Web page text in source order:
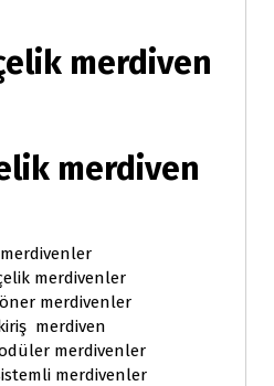
merdiven
merdiven
merdivenler
merdivenler
merdiven
merdivenler
merdivenler